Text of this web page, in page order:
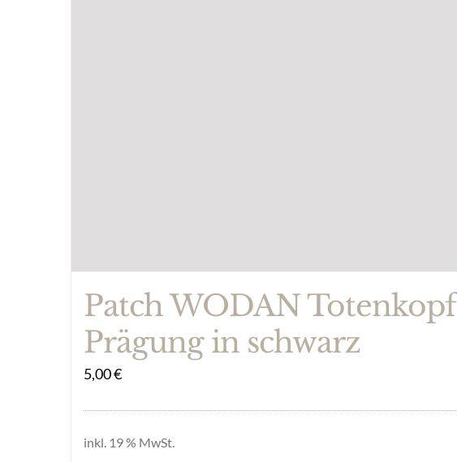
Patch WODAN Totenkopf
Prägung in schwarz
5,00€
inkl. 19 % MwSt.